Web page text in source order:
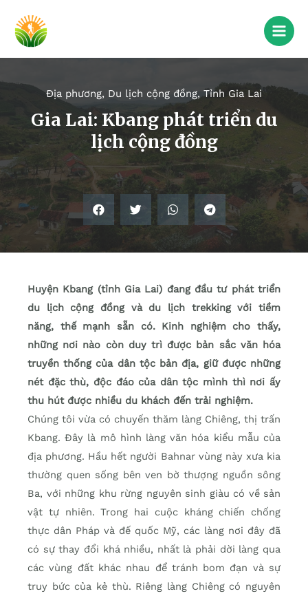
Địa phương, Du lịch cộng đồng,Tỉnh Gia Lai
Gia Lai: Kbang phát triển du
lịch cộng đồng
Huyện Kbang (tỉnh Gia Lai) đang đầu tư phát triển
du lịch cộng đồng và du lịch trekking với tiềm
năng, thế mạnh sẵn có. Kinh nghiệm cho thấy,
những nơi nào còn duy trì được bản sắc văn hóa
truyền thống của dân tộc bản địa, giữ được những
nét đặc thù, độc đáo của dân tộc mình thì nơi ấy
thu hút được nhiều du khách đến trải nghiệm.
Chúng tôi vừa có chuyến thăm làng Chiêng, thị trấn
Kbang. Đây là mô hình làng văn hóa kiểu mẫu của
địa phương. Hầu hết người Bahnar vùng này xưa kia
thường quen sống bên ven bờ thượng nguồn sông
Ba, với những khu rừng nguyên sinh giàu có về sản
vật tự nhiên. Trong hai cuộc kháng chiến chống
thực dân Pháp và đế quốc Mỹ, các làng nơi đây đã
có sự thay đổi khá nhiều, nhất là phải dời làng qua
các vùng đất khác nhau để tránh bom đạn và sự
truy bức của kẻ thù. Riêng làng Chiêng có nguyên